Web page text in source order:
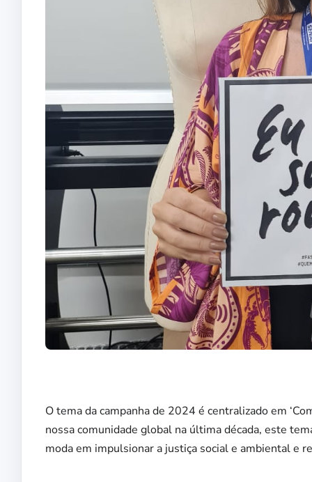
O tema da campanha de 2024 é centralizado em
nossa comunidade global na última década, este
moda em impulsionar a justiça social e ambiental e